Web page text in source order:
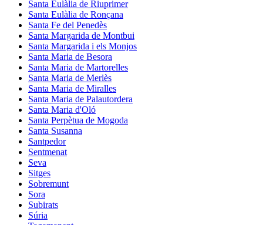
Santa Eulàlia de Riuprimer
Santa Eulàlia de Ronçana
Santa Fe del Penedès
Santa Margarida de Montbui
Santa Margarida i els Monjos
Santa Maria de Besora
Santa Maria de Martorelles
Santa Maria de Merlès
Santa Maria de Miralles
Santa Maria de Palautordera
Santa Maria d'Oló
Santa Perpètua de Mogoda
Santa Susanna
Santpedor
Sentmenat
Seva
Sitges
Sobremunt
Sora
Subirats
Súria